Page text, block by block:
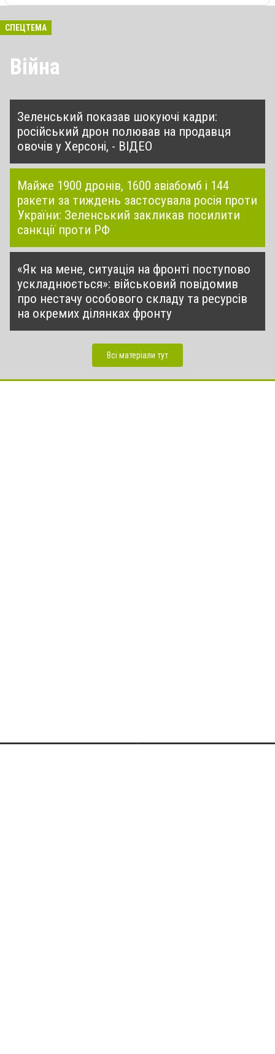
СПЕЦТЕМА
Війна
Зеленський показав шокуючі кадри:
російський дрон полював на продавця
овочів у Херсоні, - ВІДЕО
Майже 1900 дронів, 1600 авіабомб і 144
ракети за тиждень застосувала росія проти
України: Зеленський закликав посилити
санкції проти РФ
«Як на мене, ситуація на фронті поступово
ускладнюється»: військовий повідомив
про нестачу особового складу та ресурсів
на окремих ділянках фронту
Всі матеріали тут